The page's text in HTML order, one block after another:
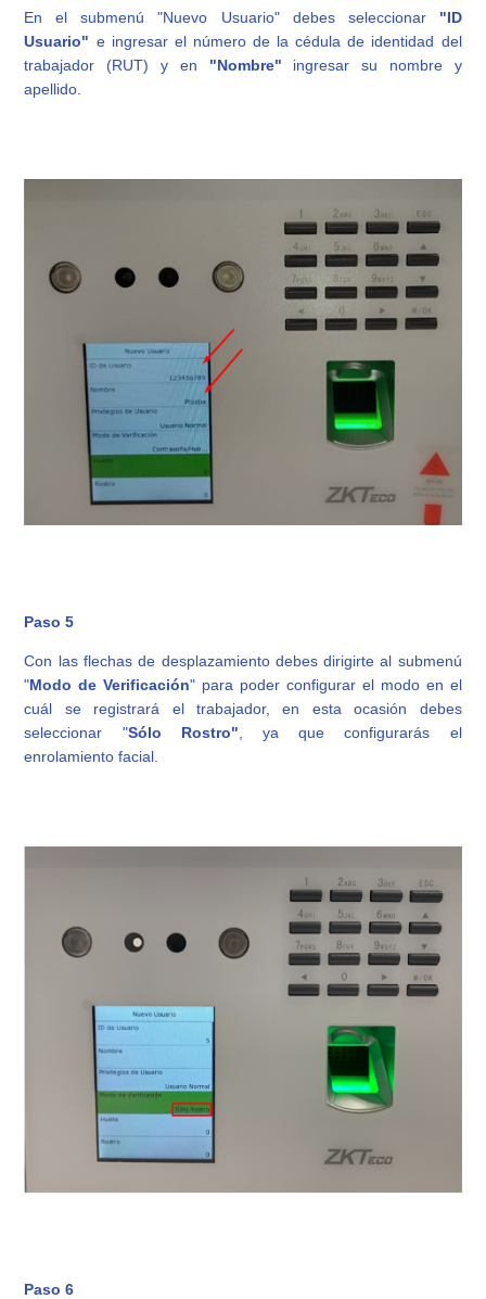
En el submenú "Nuevo Usuario" debes seleccionar "ID
Usuario" e ingresar el número de la cédula de identidad del
trabajador (RUT) y en "Nombre" ingresar su nombre y
apellido.
Paso 5
Con las flechas de desplazamiento debes dirigirte al submenú
"Modo de Verificación" para poder configurar el modo en el
cuál se registrará el trabajador, en esta ocasión debes
seleccionar "Sólo Rostro" , ya que configurarás el
enrolamiento facial.
Paso 6